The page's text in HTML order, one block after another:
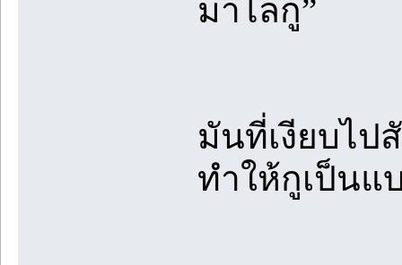
มาไล่กู”
มันที่เงียบไป
ทำให้กูเป็นแ